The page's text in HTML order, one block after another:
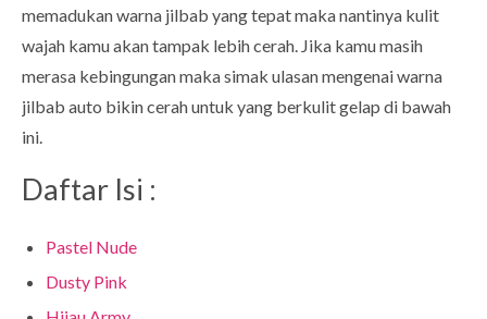
memadukan warna jilbab yang tepat maka nantinya kulit
wajah kamu akan tampak lebih cerah. Jika kamu masih
merasa kebingungan maka simak ulasan mengenai warna
jilbab auto bikin cerah untuk yang berkulit gelap di bawah
ini.
Daftar Isi :
Pastel Nude
Dusty Pink